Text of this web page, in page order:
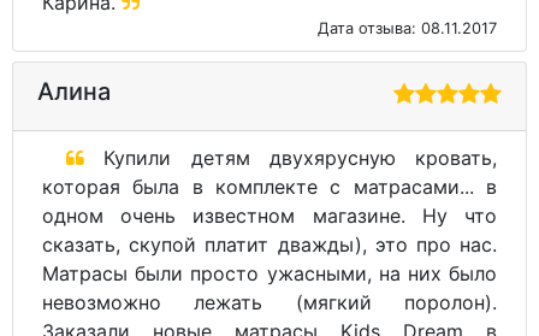
Дата отзыва: 08.11.2017
Алина
Купили детям двухярусную кровать,
которая была в комплекте с матрасами... в
одном очень известном магазине. Ну что
сказать, скупой платит дважды), это про нас.
Матрасы были просто ужасными, на них было
невозможно лежать (мягкий поролон).
Заказали новые матрасы Kids Dream в